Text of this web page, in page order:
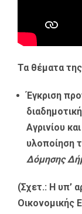
Τα θέματα
Έγκριση
Αγρινίου
υλοποίηση
Δόμησης
(Σχετ.: Η υπ’
Οικονομικής